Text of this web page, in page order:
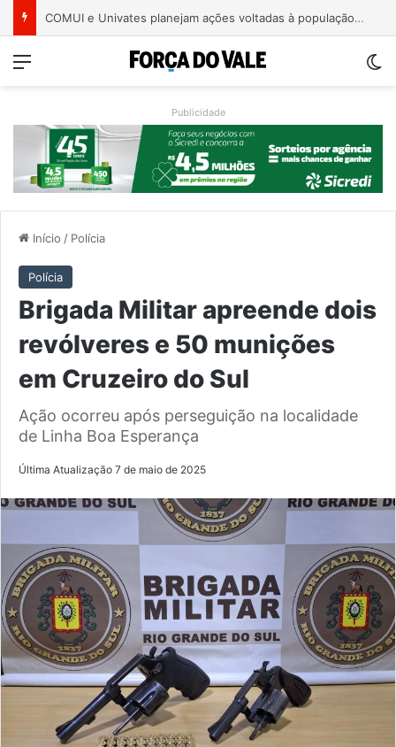
Balsa que fará travessia de pedestres é colocada no Rio Guaporé para início dos testes
Menu
Publicidade
Início / Polícia
Polícia
Brigada Militar apreende dois
revólveres e 50 munições
em Cruzeiro do Sul
Ação ocorreu após perseguição na localidade
de Linha Boa Esperança
Última Atualização 7 de maio de 2025